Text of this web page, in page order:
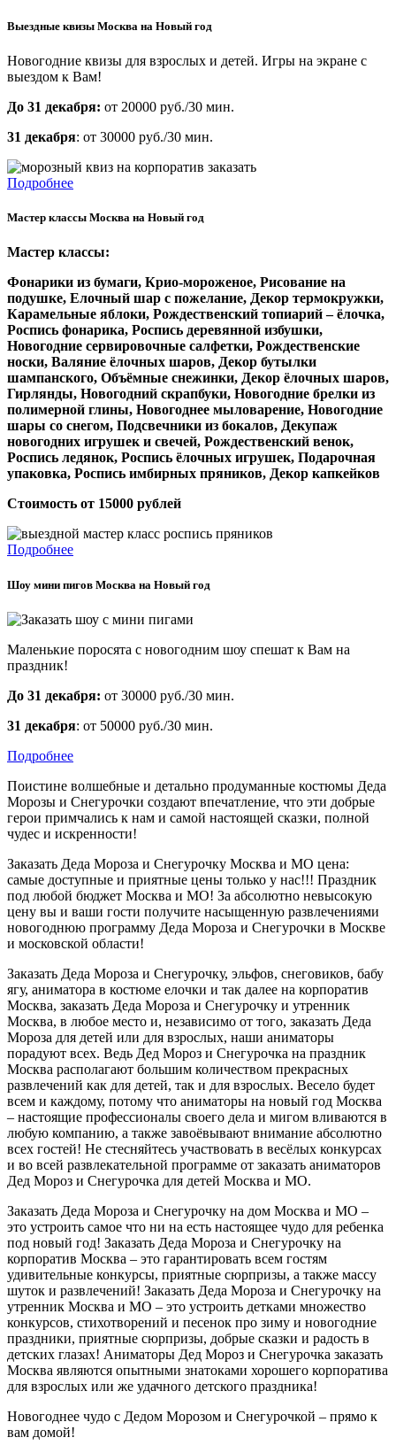
Выездные квизы Москва на Новый год
Новогодние квизы для взрослых и детей. Игры на экране с
выездом к Вам!
До 31 декабря: от 20000 руб./30 мин.
31 декабря: от 30000 руб./30 мин.
Подробнее
Мастер классы Москва на Новый год
Мастер классы:
Фонарики из бумаги, Крио-мороженое, Рисование на
подушке, Елочный шар с пожелание, Декор термокружки,
Карамельные яблоки, Рождественский топиарий – ёлочка,
Роспись фонарика, Роспись деревянной избушки,
Новогодние сервировочные салфетки, Рождественские
носки, Валяние ёлочных шаров, Декор бутылки
шампанского, Объёмные снежинки, Декор ёлочных шаров,
Гирлянды, Новогодний скрапбуки, Новогодние брелки из
полимерной глины, Новогоднее мыловарение, Новогодние
шары со снегом, Подсвечники из бокалов, Декупаж
новогодних игрушек и свечей, Рождественский венок,
Роспись ледянок, Роспись ёлочных игрушек, Подарочная
упаковка, Роспись имбирных пряников, Декор капкейков
Стоимость от 15000 рублей
Подробнее
Шоу мини пигов Москва на Новый год
Маленькие поросята с новогодним шоу спешат к Вам на
праздник!
До 31 декабря: от 30000 руб./30 мин.
31 декабря: от 50000 руб./30 мин.
Подробнее
Поистине волшебные и детально продуманные костюмы Деда
Морозы и Снегурочки создают впечатление, что эти добрые
герои примчались к нам и самой настоящей сказки, полной
чудес и искренности!
Заказать Деда Мороза и Снегурочку Москва и МО цена:
самые доступные и приятные цены только у нас!!! Праздник
под любой бюджет Москва и МО! За абсолютно невысокую
цену вы и ваши гости получите насыщенную развлечениями
новогоднюю программу Деда Мороза и Снегурочки в Москве
и московской области!
Заказать Деда Мороза и Снегурочку, эльфов, снеговиков, бабу
ягу, аниматора в костюме елочки и так далее на корпоратив
Москва, заказать Деда Мороза и Снегурочку и утренник
Москва, в любое место и, независимо от того, заказать Деда
Мороза для детей или для взрослых, наши аниматоры
порадуют всех. Ведь Дед Мороз и Снегурочка на праздник
Москва располагают большим количеством прекрасных
развлечений как для детей, так и для взрослых. Весело будет
всем и каждому, потому что аниматоры на новый год Москва
– настоящие профессионалы своего дела и мигом вливаются в
любую компанию, а также завоёвывают внимание абсолютно
всех гостей! Не стесняйтесь участвовать в весёлых конкурсах
и во всей развлекательной программе от заказать аниматоров
Дед Мороз и Снегурочка для детей Москва и МО.
Заказать Деда Мороза и Снегурочку на дом Москва и МО –
это устроить самое что ни на есть настоящее чудо для ребенка
под новый год! Заказать Деда Мороза и Снегурочку на
корпоратив Москва – это гарантировать всем гостям
удивительные конкурсы, приятные сюрпризы, а также массу
шуток и развлечений! Заказать Деда Мороза и Снегурочку на
утренник Москва и МО – это устроить детками множество
конкурсов, стихотворений и песенок про зиму и новогодние
праздники, приятные сюрпризы, добрые сказки и радость в
детских глазах! Аниматоры Дед Мороз и Снегурочка заказать
Москва являются опытными знатоками хорошего корпоратива
для взрослых или же удачного детского праздника!
Новогоднее чудо с Дедом Морозом и Снегурочкой – прямо к
вам домой!